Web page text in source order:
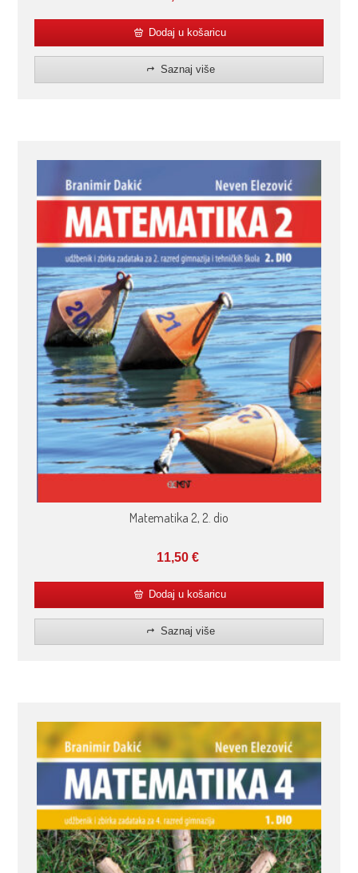
Dodaj u košaricu
Saznaj više
Matematika 2, 2. dio
11,50 €
Dodaj u košaricu
Saznaj više